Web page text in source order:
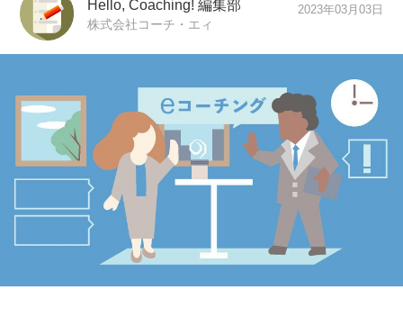
Hello, Coaching! 編集部
株式会社コーチ・エィ
2023年03月03日